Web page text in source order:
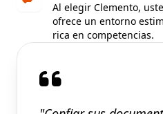
Al elegir Clemento,
ofrece un entorno
rica en competencias.